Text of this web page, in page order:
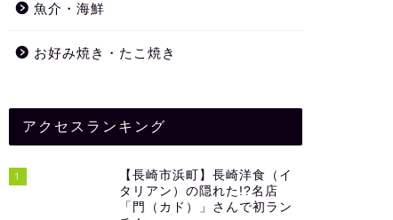
魚介・海鮮
お好み焼き・たこ焼き
アクセスランキング
1
【長崎市浜町】長崎洋食（イ
タリアン）の隠れた!?名店
「門（カド）」さんで初ラン